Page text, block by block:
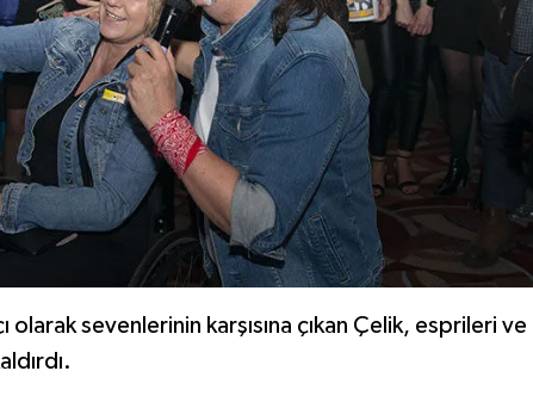
olarak sevenlerinin karşısına çıkan Çelik, esprileri ve